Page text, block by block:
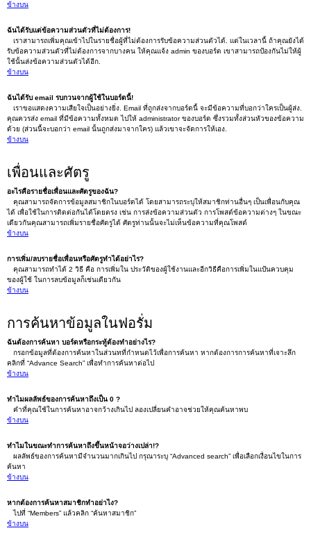
ข้างบน
ฉันได้รับแต่ข้อความส่วนตัวที่ไม่ต้องการ!
เราสามารถเพิ่มคุณเข้าไปในรายชื่อผู้ที่ไม่ต้องการรับข้อความส่วนตัวได้. แต่ในเวลานี้ ถ้าคุณยังได้
รับข้อความส่วนตัวที่ไม่ต้องการจากบางคน ให้คุณแจ้ง admin ของบอร์ด เขาสามารถป้องกันไม่ให้ผู้
ใช้นั้นส่งข้อความส่วนตัวได้อีก.
ข้างบน
ฉันได้รับ email รบกวนจากผู้ใช้ในบอร์ดนี้!
เราขอแสดงความเสียใจเป็นอย่างยิ่ง. Email ที่ถูกส่งจากบอร์ดนี้ จะมีข้อความที่บอกว่าใครเป็นผู้ส่ง.
คุณควรส่ง email ที่มีข้อความทั้งหมด ไปให้ administrator ของบอร์ด ซึ่งรวมทั้งส่วนหัวของข้อความ
ด้วย (ส่วนนี้จะบอกว่า email นั้นถูกส่งมาจากใคร) แล้วเขาจะจัดการให้เอง.
ข้างบน
เพื่อนและศัตรู
อะไรคือรายชื่อเพื่อนและศัตรูของฉัน?
คุณสามารถจัดการข้อมูลสมาชิกในบอร์ดได้ โดยสามารถระบุให้สมาชิกท่านอื่นๆ เป็นเพื่อนกับคุณ
ได้ เพื่อใช้ในการติดต่อกันได้โดยตรง เช่น การส่งข้อความส่วนตัว การโพสต์ข้อความต่างๆ ในขณะ
เดียวกันคุณสามารถเพิ่มรายชื่อศัตรูได้ ศัตรูท่านนั้นจะไม่เห็นข้อความที่คุณโพสต์
ข้างบน
การเพิ่ม/ลบรายชื่อเพื่อนหรือศัตรูทำได้อย่าไร?
คุณสามารถทำได้ 2 วิธี คือ การเพิ่มใน ประวัติของผู้ใช้งานและอีกวิธีคือการเพิ่มในแป้นควบคุม
ของผู้ใช้ ในการลบข้อมูลก็เช่นเดียวกัน
ข้างบน
การค้นหาข้อมูลในฟอรั่ม
ฉันต้องการค้นหา บอร์ดหรือกระทู้ต้องทำอย่างไร?
กรอกข้อมูลที่ต้องการค้นหาในส่วนทที่กำหนดไว้เพื่อการค้นหา หากต้องการการค้นหาที่เจาะลึก
คลิกที่ “Advance Search” เพื่อทำการค้นหาต่อไป
ข้างบน
ทำไมผลลัพธ์ของการค้นหาถึงเป็น 0 ?
คำที่คุณใช้ในการค้นหาอาจกว้างเกินไป ลองเปลี่ยนคำอาจช่วยให้คุณค้นหาพบ
ข้างบน
ทำไมในขณะทำการค้นหาถึงขึ้นหน้าจอว่างเปล่า!?
ผลลัพธ์ของการค้นหามีจำนวนมากเกินไป กรุณาระบุ “Advanced search” เพื่อเลือกเงื่อนไขในการ
ค้นหา
ข้างบน
หากต้องการค้นหาสมาชิกทำอย่าไง?
ไปที่ “Members” แล้วคลิก “ค้นหาสมาชิก”
ข้างบน